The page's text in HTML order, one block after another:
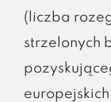
(liczba
strzelonych